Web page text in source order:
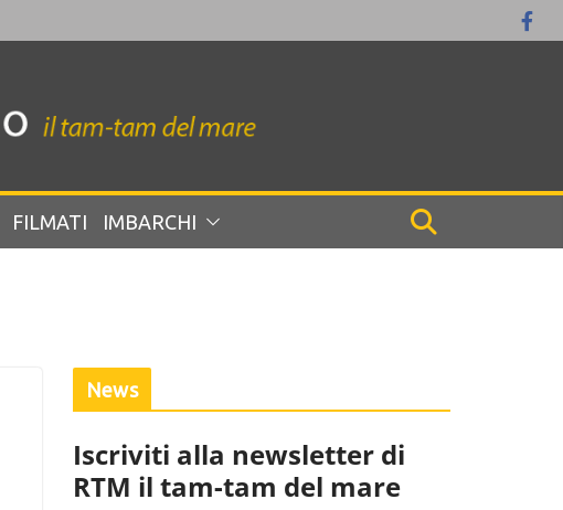
FILMATI IMBARCHI
News
Iscriviti alla newsletter di
RTM il tam-tam del mare